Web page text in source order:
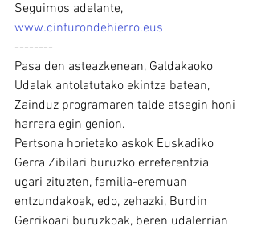
Seguimos adelante,
www.cinturondehierro.eus
--------
Pasa den asteazkenean, Galdakaoko
Udalak antolatutako ekintza batean,
Zainduz programaren talde atsegin honi
harrera egin genion.
Pertsona horietako askok Euskadiko
Gerra Zibilari buruzko erreferentzia
ugari zituzten, familia-eremuan
entzundakoak, edo, zehazki, Burdin
Gerrikoari buruzkoak, beren udalerrian